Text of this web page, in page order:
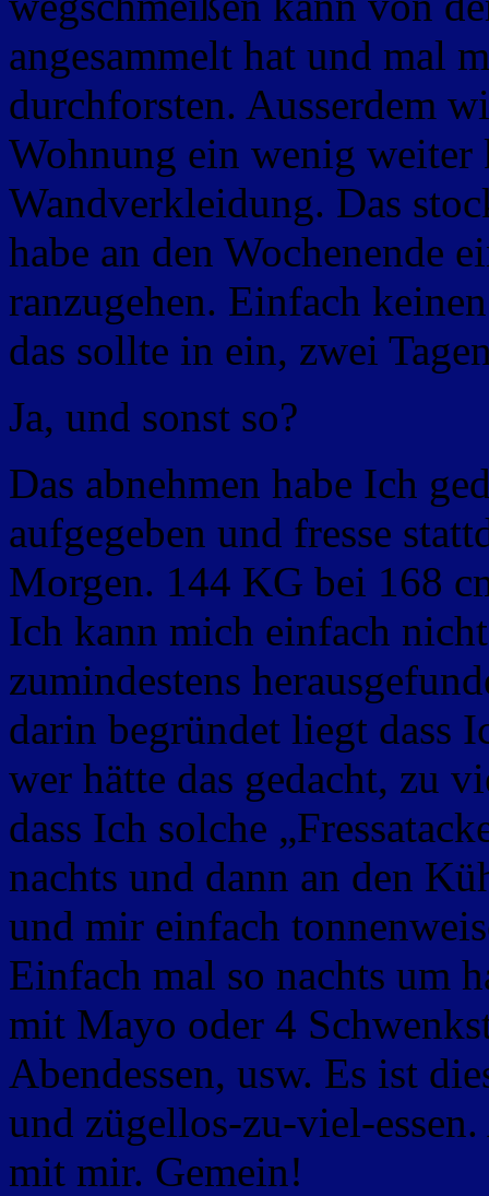
angesammelt hat und mal
durchforsten. Ausserdem
Wohnung ein wenig
Wandverkleidung. Das
habe an den Wochenende
ranzugehen. Einfach
das sollte in ein, zwei
Ja, und sonst so?
Das abnehmen habe Ich
aufgegeben und fresse
Morgen. 144 KG bei 168
Ich kann mich einfach
zumindestens
darin begründet liegt dass
wer hätte das gedacht, zu
dass Ich solche
nachts und dann an den
und mir einfach
Einfach mal so nachts um
mit Mayo oder 4
Abendessen, usw. Es ist
und zügellos-zu-viel-
mit mir. Gemein!